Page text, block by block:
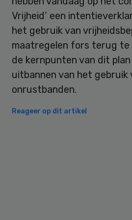
Vrijheid’ een
het gebruik van
maatregelen fors terug te
de kernpunten van dit
uitbannen van het gebruik
onrustbanden.
Reageer op dit artikel